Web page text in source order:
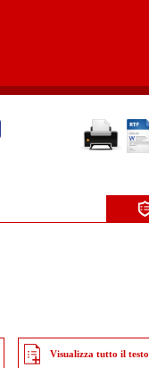
Visualizza tutto il testo